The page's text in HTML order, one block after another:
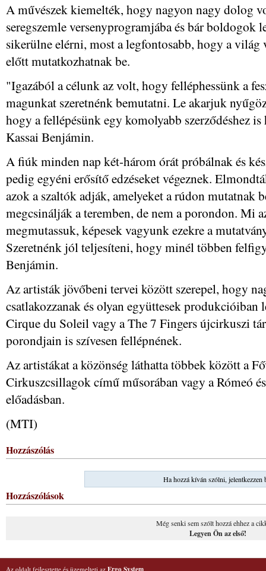
A művészek kiemelték, hogy nagyon nagy dolog
seregszemle versenyprogramjába és bár boldogok
sikerülne elérni, most a legfontosabb, hogy a
előtt mutatkozhatnak be.
"Igazából a célunk az volt, hogy felléphessünk a
magunkat szeretnénk bemutatni. Le akarjuk
hogy a fellépésünk egy komolyabb szerződéshez
Kassai Benjámin.
A fiúk minden nap két-három órát próbálnak és
pedig egyéni erősítő edzéseket végeznek.
azok a szaltók adják, amelyeket a rúdon mutatnak
megcsinálják a teremben, de nem a porondon. Mi
megmutassuk, képesek vagyunk ezekre a
Szeretnénk jól teljesíteni, hogy minél többen
Benjámin.
Az artisták jövőbeni tervei között szerepel, hogy
csatlakozzanak és olyan együttesek produkcióiban
Cirque du Soleil vagy a The 7 Fingers újcirkuszi
porondjain is szívesen fellépnének.
Az artistákat a közönség láthatta többek között a
Cirkuszcsillagok című műsorában vagy a Rómeó
előadásban.
(MTI)
Hozzászólás
Ha hozzá kíván szólni, jelentkezzen
Hozzászólások
Még senki sem szólt hozzá ehhez a
Legyen Ön az első!
Az oldalt fejlesztette és üzemelteti az